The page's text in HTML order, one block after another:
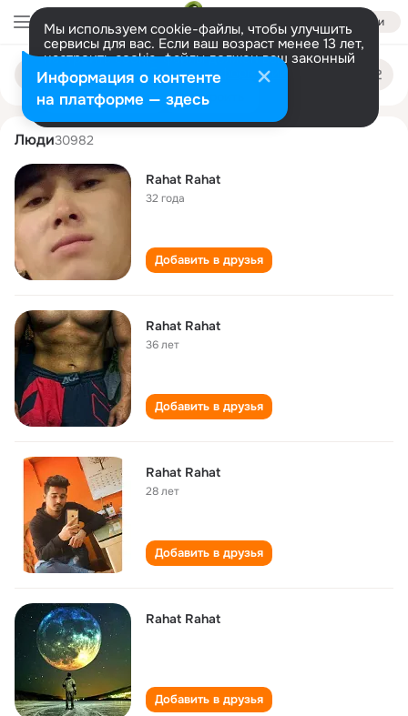
Войти
Мы используем cookie-файлы, чтобы улучшить
сервисы для вас. Если ваш возраст менее 13 лет,
настроить cookie-файлы должен ваш законный
представитель. Больше информации
Разрешить все Настроить
Поиск
людям
rahat rahat
Люди30982
Rahat Rahat
32 года
Добавить в друзья
Rahat Rahat
36 лет
Добавить в друзья
Rahat Rahat
28 лет
Добавить в друзья
Rahat Rahat
Добавить в друзья
Информация о контенте
на платформе — здесь